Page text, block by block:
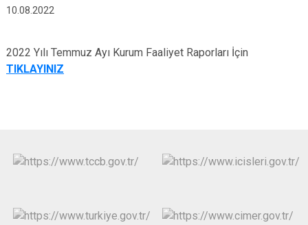
10.08.2022
2022 Yılı Temmuz Ayı Kurum Faaliyet Raporları İçin
TIKLAYINIZ